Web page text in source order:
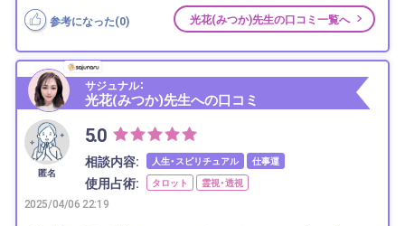
参考になった(0) 光花(みつか)先生の口コミ一覧へ
サジュナル：
光花(みつか)先生への口コミ
匿名
5.0
相談内容: 人生・スピリチュアル 仕事運
使用占術: タロット 霊視・透視
2025/04/06 22:19